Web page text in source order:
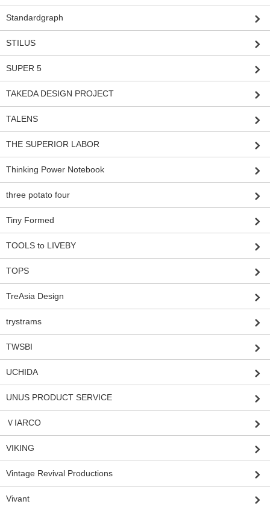
Standardgraph
STILUS
SUPER 5
TAKEDA DESIGN PROJECT
TALENS
THE SUPERIOR LABOR
Thinking Power Notebook
three potato four
Tiny Formed
TOOLS to LIVEBY
TOPS
TreAsia Design
trystrams
TWSBI
UCHIDA
UNUS PRODUCT SERVICE
ＶIARCO
VIKING
Vintage Revival Productions
Vivant